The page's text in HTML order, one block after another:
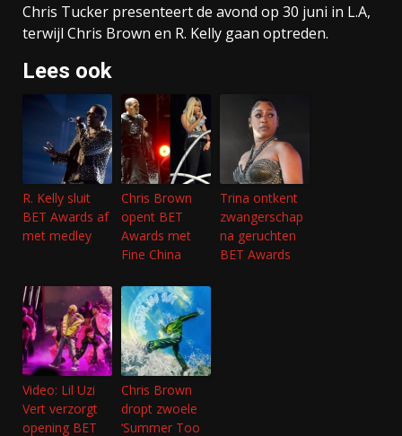
Chris Tucker presenteert de avond op 30 juni in L.A,
terwijl Chris Brown en R. Kelly gaan optreden.
Lees ook
R. Kelly sluit
BET Awards af
met medley
Chris Brown
opent BET
Awards met
Fine China
Trina ontkent
zwangerschap
na geruchten
BET Awards
Video: Lil Uzi
Vert verzorgt
opening BET
Chris Brown
dropt zwoele
‘Summer Too